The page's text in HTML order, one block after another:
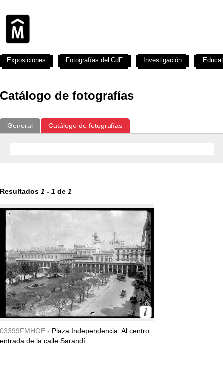
Catálogo de fotografías
General Catálogo de fotografías
Resultados 1 - 1 de 1
03399FMHGE - Plaza Independencia. Al centro:
entrada de la calle Sarandí.
Exposiciones Fotografías del CdF Investigación